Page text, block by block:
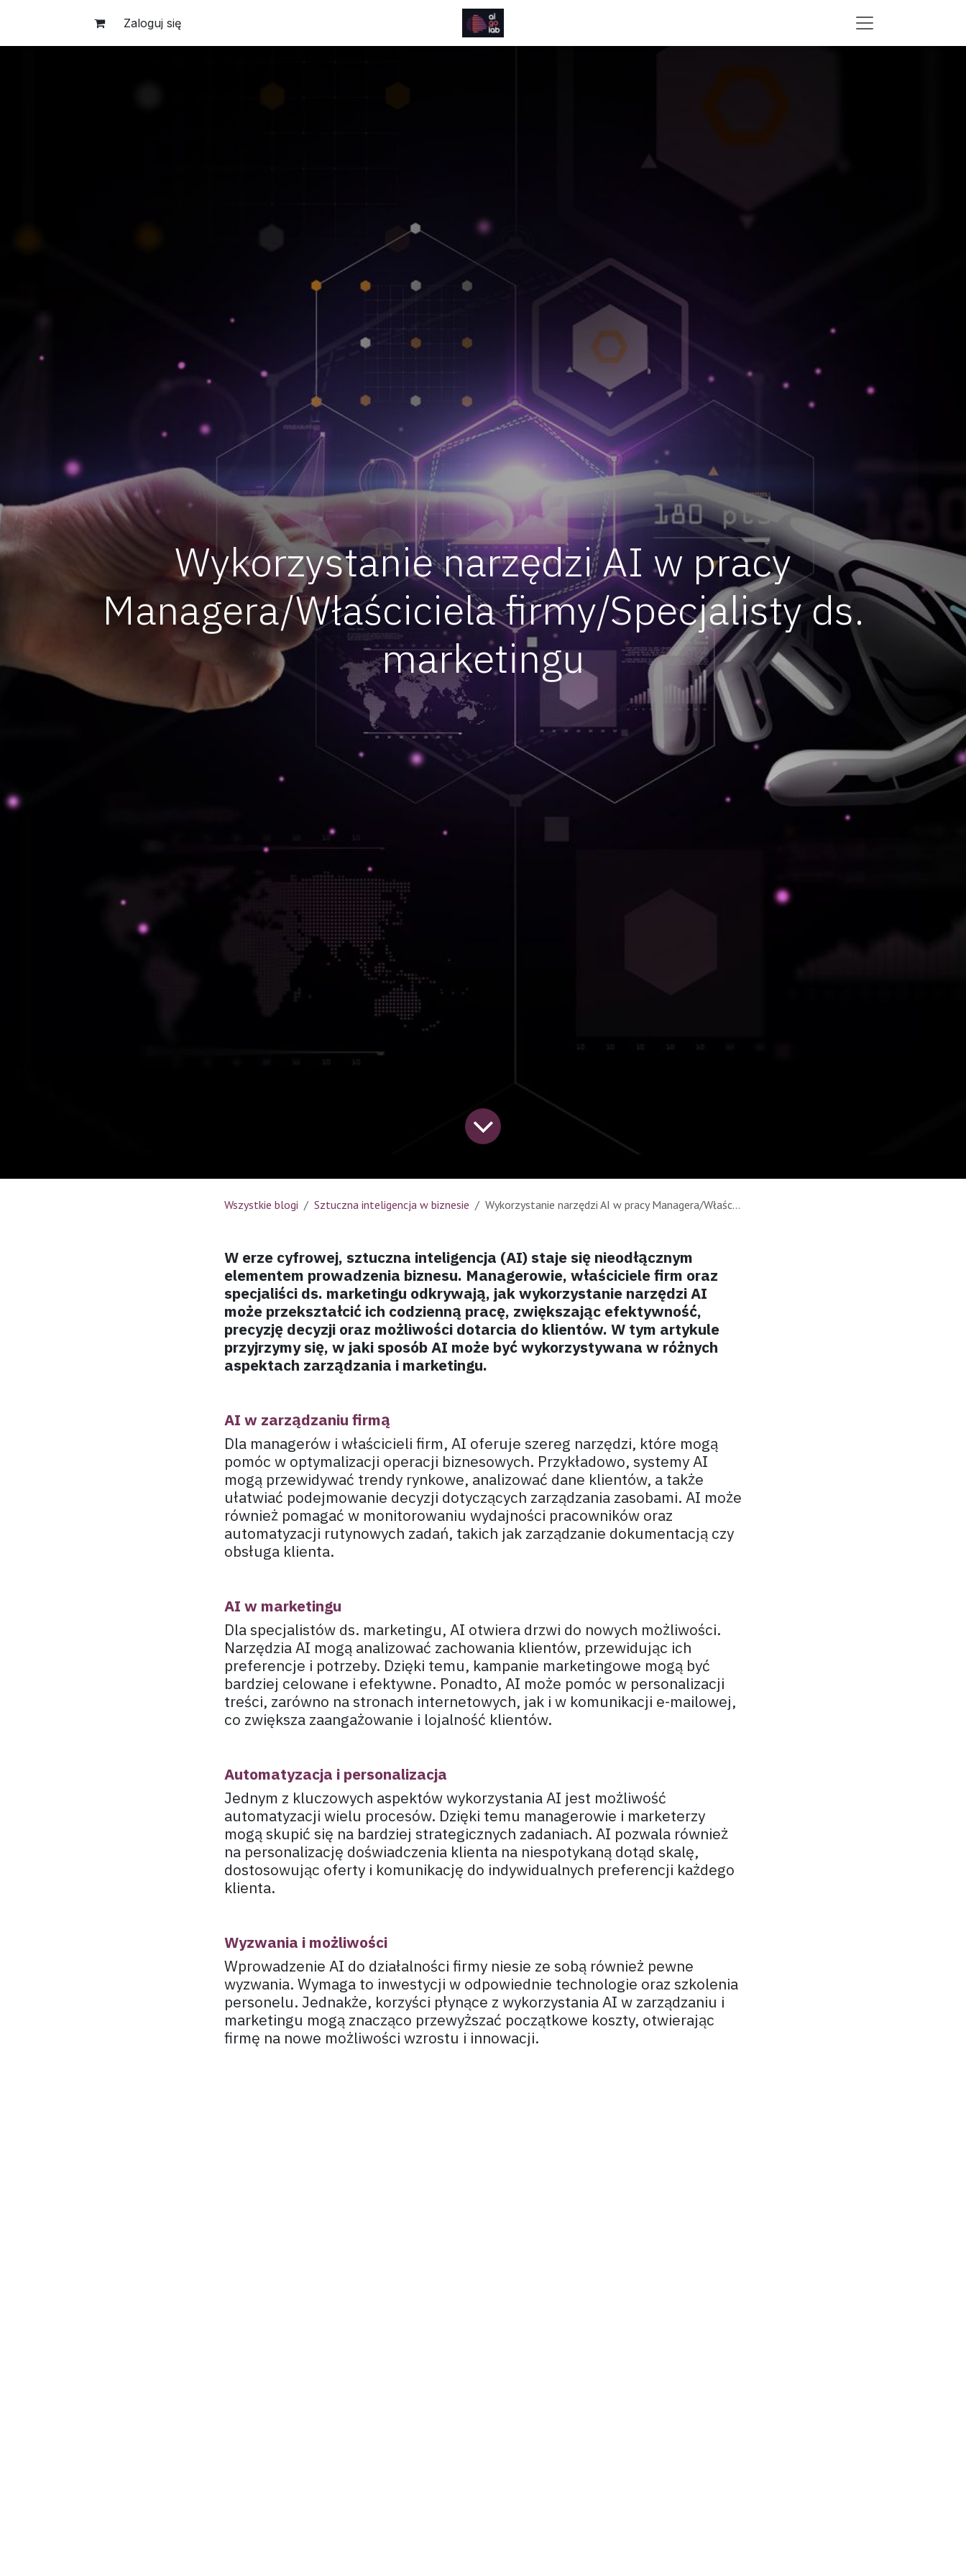
Zaloguj się
Wykorzystanie narzędzi AI w pracy
Managera/Właściciela firmy/Specjalisty ds.
marketingu
Wszystkie blogi Sztuczna inteligencja w biznesie Wykorzystanie narzędzi AI w pracy Managera/Właściciela firmy/Specjalisty ds. marketingu
W erze cyfrowej, sztuczna inteligencja (AI) staje się nieodłącznym
elementem prowadzenia biznesu. Managerowie, właściciele firm oraz
specjaliści ds. marketingu odkrywają, jak wykorzystanie narzędzi AI
może przekształcić ich codzienną pracę, zwiększając efektywność,
precyzję decyzji oraz możliwości dotarcia do klientów. W tym artykule
przyjrzymy się, w jaki sposób AI może być wykorzystywana w różnych
aspektach zarządzania i marketingu.
AI w zarządzaniu firmą
Dla managerów i właścicieli firm, AI oferuje szereg narzędzi, które mogą
pomóc w optymalizacji operacji biznesowych. Przykładowo, systemy AI
mogą przewidywać trendy rynkowe, analizować dane klientów, a także
ułatwiać podejmowanie decyzji dotyczących zarządzania zasobami. AI może
również pomagać w monitorowaniu wydajności pracowników oraz
automatyzacji rutynowych zadań, takich jak zarządzanie dokumentacją czy
obsługa klienta.
AI w marketingu
Dla specjalistów ds. marketingu, AI otwiera drzwi do nowych możliwości.
Narzędzia AI mogą analizować zachowania klientów, przewidując ich
preferencje i potrzeby. Dzięki temu, kampanie marketingowe mogą być
bardziej celowane i efektywne. Ponadto, AI może pomóc w personalizacji
treści, zarówno na stronach internetowych, jak i w komunikacji e-mailowej,
co zwiększa zaangażowanie i lojalność klientów.
Automatyzacja i personalizacja
Jednym z kluczowych aspektów wykorzystania AI jest możliwość
automatyzacji wielu procesów. Dzięki temu managerowie i marketerzy
mogą skupić się na bardziej strategicznych zadaniach. AI pozwala również
na personalizację doświadczenia klienta na niespotykaną dotąd skalę,
dostosowując oferty i komunikację do indywidualnych preferencji każdego
klienta.
Wyzwania i możliwości
Wprowadzenie AI do działalności firmy niesie ze sobą również pewne
wyzwania. Wymaga to inwestycji w odpowiednie technologie oraz szkolenia
personelu. Jednakże, korzyści płynące z wykorzystania AI w zarządzaniu i
marketingu mogą znacząco przewyższać początkowe koszty, otwierając
firmę na nowe możliwości wzrostu i innowacji.